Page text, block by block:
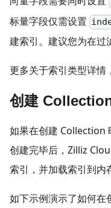
标量字段仅需设置
建索引。建议您为在过
更多关于索引类型详情
创建
如果在创建 Collection
创建完毕后，Zilliz
索引，并加载索引到内
如下示例演示了如何在